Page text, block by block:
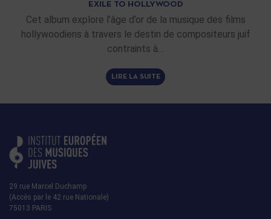
EXILE TO HOLLYWOOD
Cet album explore l’âge d’or de la musique des films
hollywoodiens à travers le destin de compositeurs juif
contraints à…
LIRE LA SUITE
29 rue Marcel Duchamp
(Accès par le 42 rue Nationale)
75013 PARIS